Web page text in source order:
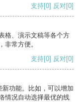
支持[0] 反对[0]
格、演示文稿等各个方
非常方便。
支持[0] 反对[0]
功能。比如，可以增加
情况自动选择最优的线